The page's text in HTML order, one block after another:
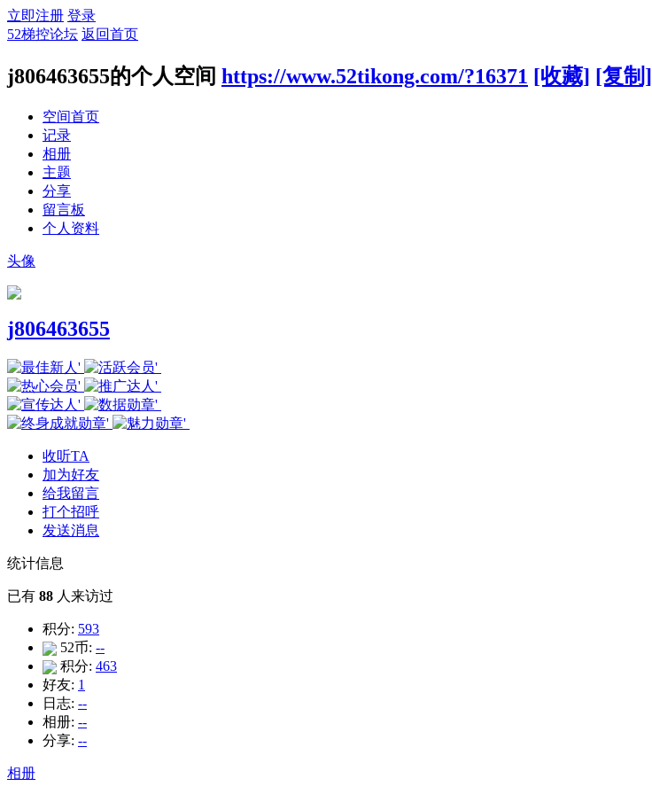
立即注册 登录
52梯控论坛 返回首页
j806463655的个人空间 https://www.52tikong.com/?16371 [收藏] [复制]
空间首页
记录
相册
主题
分享
留言板
个人资料
头像
j806463655
收听TA
加为好友
给我留言
打个招呼
发送消息
统计信息
已有 88 人来访过
积分: 593
52币: --
积分: 463
好友: 1
日志: --
相册: --
分享: --
相册